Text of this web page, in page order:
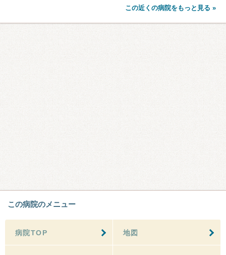
この近くの病院をもっと見る »
この病院のメニュー
病院TOP 地図